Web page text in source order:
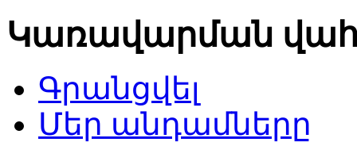
Կառավարման
Գրանցվել
Մեր անդամները